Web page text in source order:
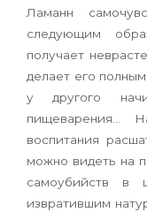
Ламанн
следующим
получает
делает его
у другого
пищеварения…
воспитания
можно видеть на
самоубийств в
извратившим